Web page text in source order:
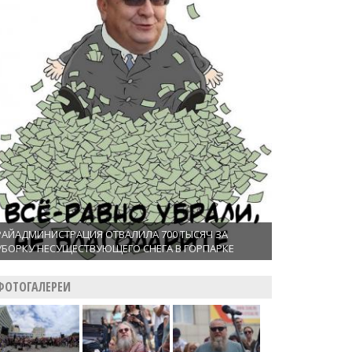
ОТВАЛИЛА 700 ТЫСЯЧ ЗА
НЕСУЩЕСТВУЮЩЕГО СНЕГА В ГОРПАРКЕ